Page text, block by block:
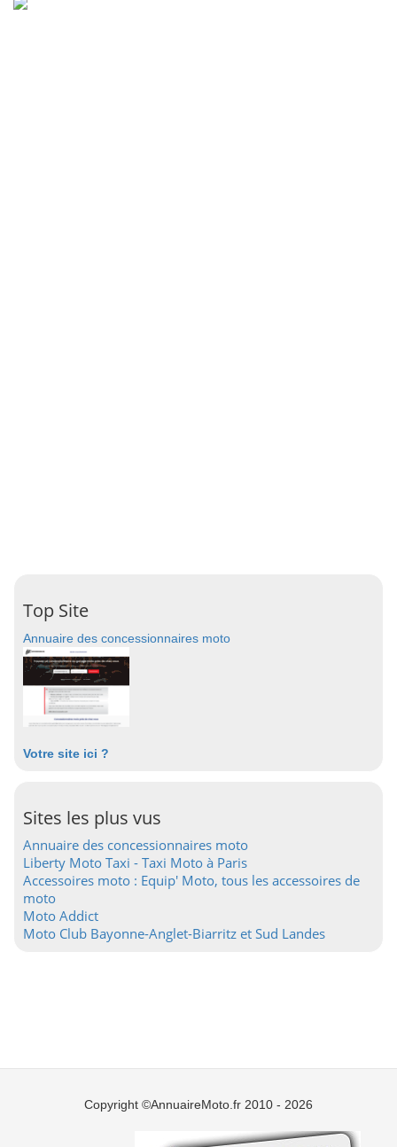
Top Site
Annuaire des concessionnaires moto
Votre site ici ?
Sites les plus vus
Annuaire des concessionnaires moto
Liberty Moto Taxi - Taxi Moto à Paris
Accessoires moto : Equip' Moto, tous les accessoires de
moto
Moto Addict
Moto Club Bayonne-Anglet-Biarritz et Sud Landes
Copyright ©AnnuaireMoto.fr 2010 - 2026